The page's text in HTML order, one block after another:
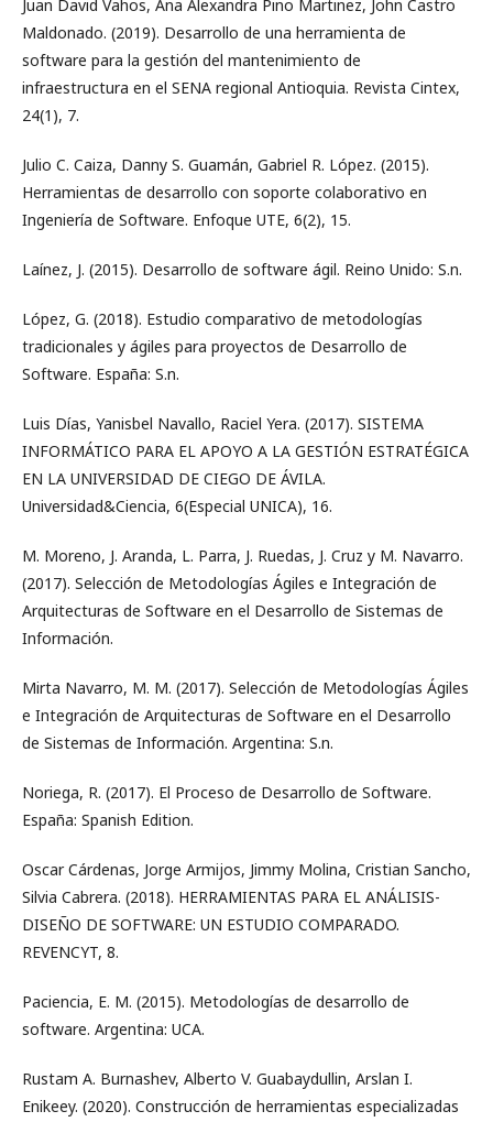
Juan David Vahos, Ana Alexandra Pino Martinez, John Castro
Maldonado. (2019). Desarrollo de una herramienta de
software para la gestión del mantenimiento de
infraestructura en el SENA regional Antioquia. Revista Cintex,
24(1), 7.
Julio C. Caiza, Danny S. Guamán, Gabriel R. López. (2015).
Herramientas de desarrollo con soporte colaborativo en
Ingeniería de Software. Enfoque UTE, 6(2), 15.
Laínez, J. (2015). Desarrollo de software ágil. Reino Unido: S.n.
López, G. (2018). Estudio comparativo de metodologías
tradicionales y ágiles para proyectos de Desarrollo de
Software. España: S.n.
Luis Días, Yanisbel Navallo, Raciel Yera. (2017). SISTEMA
INFORMÁTICO PARA EL APOYO A LA GESTIÓN ESTRATÉGICA
EN LA UNIVERSIDAD DE CIEGO DE ÁVILA.
Universidad&Ciencia, 6(Especial UNICA), 16.
M. Moreno, J. Aranda, L. Parra, J. Ruedas, J. Cruz y M. Navarro.
(2017). Selección de Metodologías Ágiles e Integración de
Arquitecturas de Software en el Desarrollo de Sistemas de
Información.
Mirta Navarro, M. M. (2017). Selección de Metodologías Ágiles
e Integración de Arquitecturas de Software en el Desarrollo
de Sistemas de Información. Argentina: S.n.
Noriega, R. (2017). El Proceso de Desarrollo de Software.
España: Spanish Edition.
Oscar Cárdenas, Jorge Armijos, Jimmy Molina, Cristian Sancho,
Silvia Cabrera. (2018). HERRAMIENTAS PARA EL ANÁLISIS-
DISEÑO DE SOFTWARE: UN ESTUDIO COMPARADO.
REVENCYT, 8.
Paciencia, E. M. (2015). Metodologías de desarrollo de
software. Argentina: UCA.
Rustam A. Burnashev, Alberto V. Guabaydullin, Arslan I.
Enikeey. (2020). Construcción de herramientas especializadas